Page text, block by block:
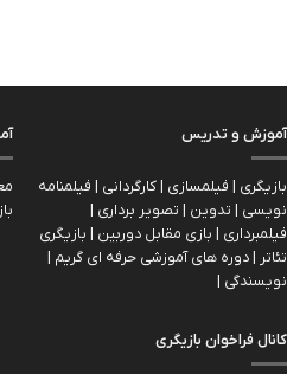
آموزش و تدریس
بازیگری | فیلمسازی | کارگردانی | فیلمنامه
نویسی | تدوین | تصویر برداری |
فیلمبرداری | بازی مقابل دوربین | بازیگري
تئاتر | دوره های آموزشی حرفه ای گریم |
نویسندگی |
کانال فراخوان بازیگری